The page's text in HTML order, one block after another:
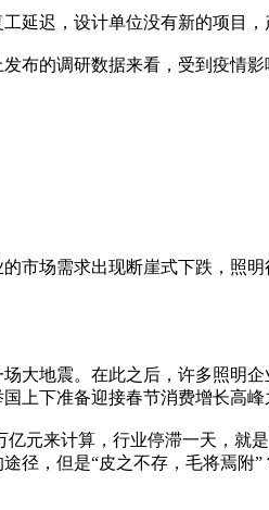
延迟，设计单位没有新的项
布的调研数据来看，受到疫情
市场需求出现断崖式下跌，照
大地震。在此之后，许多照明
上下准备迎接春节消费增长高
元来计算，行业停滞一天，就
径，但是“皮之不存，毛将焉附”